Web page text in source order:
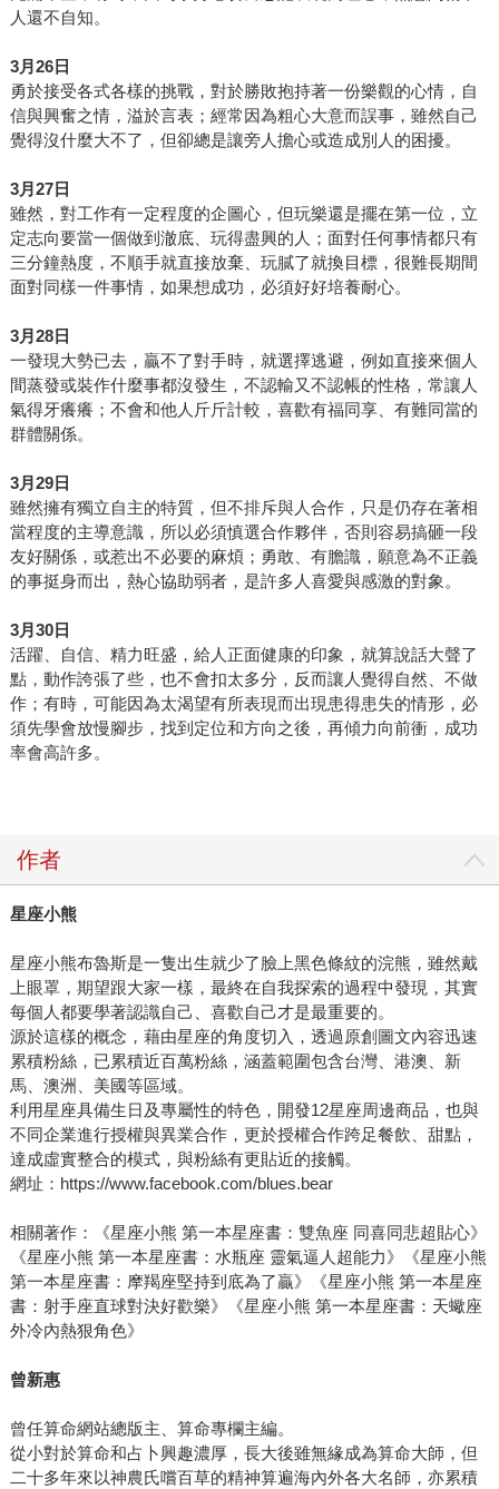
人還不自知。
3月26日
勇於接受各式各樣的挑戰，對於勝敗抱持著一份樂觀的心情，自
信與興奮之情，溢於言表；經常因為粗心大意而誤事，雖然自己
覺得沒什麼大不了，但卻總是讓旁人擔心或造成別人的困擾。
3月27日
雖然，對工作有一定程度的企圖心，但玩樂還是擺在第一位，立
定志向要當一個做到澈底、玩得盡興的人；面對任何事情都只有
三分鐘熱度，不順手就直接放棄、玩膩了就換目標，很難長期間
面對同樣一件事情，如果想成功，必須好好培養耐心。
3月28日
一發現大勢已去，贏不了對手時，就選擇逃避，例如直接來個人
間蒸發或裝作什麼事都沒發生，不認輸又不認帳的性格，常讓人
氣得牙癢癢；不會和他人斤斤計較，喜歡有福同享、有難同當的
群體關係。
3月29日
雖然擁有獨立自主的特質，但不排斥與人合作，只是仍存在著相
當程度的主導意識，所以必須慎選合作夥伴，否則容易搞砸一段
友好關係，或惹出不必要的麻煩；勇敢、有膽識，願意為不正義
的事挺身而出，熱心協助弱者，是許多人喜愛與感激的對象。
3月30日
活躍、自信、精力旺盛，給人正面健康的印象，就算說話大聲了
點，動作誇張了些，也不會扣太多分，反而讓人覺得自然、不做
作；有時，可能因為太渴望有所表現而出現患得患失的情形，必
須先學會放慢腳步，找到定位和方向之後，再傾力向前衝，成功
率會高許多。
作者
星座小熊
星座小熊布魯斯是一隻出生就少了臉上黑色條紋的浣熊，雖然戴
上眼罩，期望跟大家一樣，最終在自我探索的過程中發現，其實
每個人都要學著認識自己、喜歡自己才是最重要的。
源於這樣的概念，藉由星座的角度切入，透過原創圖文內容迅速
累積粉絲，已累積近百萬粉絲，涵蓋範圍包含台灣、港澳、新
馬、澳洲、美國等區域。
利用星座具備生日及專屬性的特色，開發12星座周邊商品，也與
不同企業進行授權與異業合作，更於授權合作跨足餐飲、甜點，
達成虛實整合的模式，與粉絲有更貼近的接觸。
網址：https://www.facebook.com/blues.bear
相關著作：《星座小熊 第一本星座書：雙魚座 同喜同悲超貼心》
《星座小熊 第一本星座書：水瓶座 靈氣逼人超能力》《星座小熊
第一本星座書：摩羯座堅持到底為了贏》《星座小熊 第一本星座
書：射手座直球對決好歡樂》《星座小熊 第一本星座書：天蠍座
外冷內熱狠角色》
曾新惠
曾任算命網站總版主、算命專欄主編。
從小對於算命和占卜興趣濃厚，長大後雖無緣成為算命大師，但
二十多年來以神農氏嚐百草的精神算遍海內外各大名師，亦累積